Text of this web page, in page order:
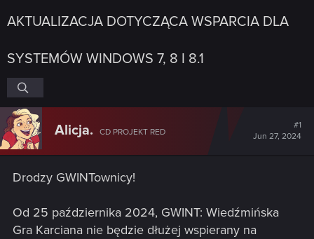
AKTUALIZACJA DOTYCZĄCA WSPARCIA DLA
SYSTEMÓW WINDOWS 7, 8 I 8.1
Alicja. CD PROJEKT RED
#1
Jun 27, 2024
Drodzy GWINTownicy!
Od 25 października 2024, GWINT: Wiedźmińska
Gra Karciana nie będzie dłużej wspierany na